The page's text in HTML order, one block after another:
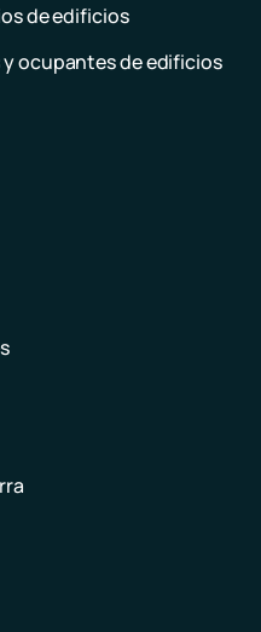
de edificios
ocupantes de edificios